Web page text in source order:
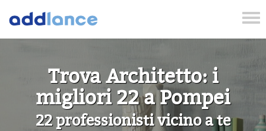
Trova Architetto: i
migliori 22 a Pompei
22 professionisti vicino a te